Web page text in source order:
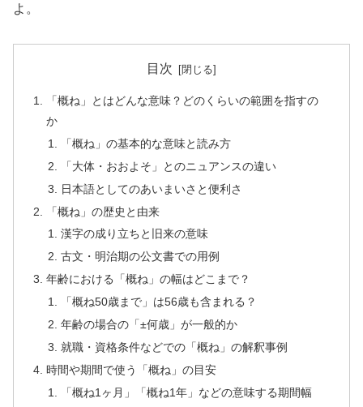
よ。
目次
「概ね」とはどんな意味？どのくらいの範囲を指すの
か
「概ね」の基本的な意味と読み方
「大体・おおよそ」とのニュアンスの違い
日本語としてのあいまいさと便利さ
「概ね」の歴史と由来
漢字の成り立ちと旧来の意味
古文・明治期の公文書での用例
年齢における「概ね」の幅はどこまで？
「概ね50歳まで」は56歳も含まれる？
年齢の場合の「±何歳」が一般的か
就職・資格条件などでの「概ね」の解釈事例
時間や期間で使う「概ね」の目安
「概ね1ヶ月」「概ね1年」などの意味する期間幅